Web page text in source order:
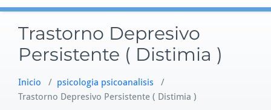
Trastorno Depresivo
Persistente ( Distimia )
Inicio / psicologia psicoanalisis /
Trastorno Depresivo Persistente ( Distimia )